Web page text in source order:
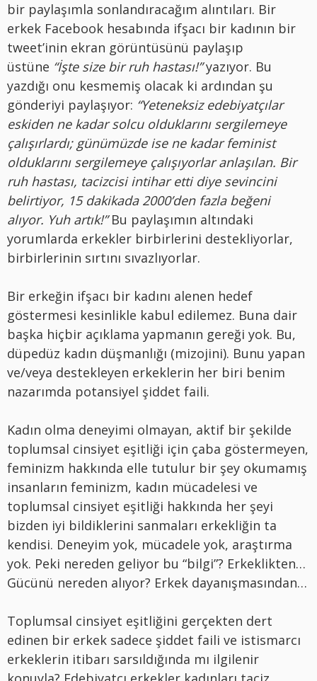
bir paylaşımla sonlandıracağım alıntıları. Bir
erkek Facebook hesabında ifşacı bir kadının bir
tweet’inin ekran görüntüsünü paylaşıp
üstüne “İşte size bir ruh hastası!”yazıyor. Bu
yazdığı onu kesmemiş olacak ki ardından şu
gönderiyi paylaşıyor: “Yeteneksiz edebiyatçılar
eskiden ne kadar solcu olduklarını sergilemeye
çalışırlardı; günümüzde ise ne kadar feminist
olduklarını sergilemeye çalışıyorlar anlaşılan. Bir
ruh hastası, tacizcisi intihar etti diye sevincini
belirtiyor, 15 dakikada 2000’den fazla beğeni
alıyor. Yuh artık!”Bu paylaşımın altındaki
yorumlarda erkekler birbirlerini destekliyorlar,
birbirlerinin sırtını sıvazlıyorlar.
Bir erkeğin ifşacı bir kadını alenen hedef
göstermesi kesinlikle kabul edilemez. Buna dair
başka hiçbir açıklama yapmanın gereği yok. Bu,
düpedüz kadın düşmanlığı (mizojini). Bunu yapan
ve/veya destekleyen erkeklerin her biri benim
nazarımda potansiyel şiddet faili.
Kadın olma deneyimi olmayan, aktif bir şekilde
toplumsal cinsiyet eşitliği için çaba göstermeyen,
feminizm hakkında elle tutulur bir şey okumamış
insanların feminizm, kadın mücadelesi ve
toplumsal cinsiyet eşitliği hakkında her şeyi
bizden iyi bildiklerini sanmaları erkekliğin ta
kendisi. Deneyim yok, mücadele yok, araştırma
yok. Peki nereden geliyor bu “bilgi”? Erkeklikten…
Gücünü nereden alıyor? Erkek dayanışmasından…
Toplumsal cinsiyet eşitliğini gerçekten dert
edinen bir erkek sadece şiddet faili ve istismarcı
erkeklerin itibarı sarsıldığında mı ilgilenir